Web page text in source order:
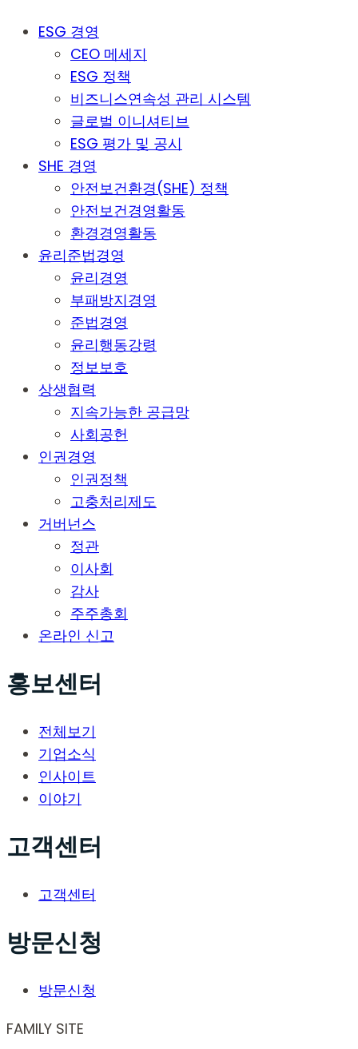
ESG 경영
CEO 메세지
ESG 정책
비즈니스연속성 관리 시스템
글로벌 이니셔티브
ESG 평가 및 공시
SHE 경영
안전보건환경(SHE) 정책
안전보건경영활동
환경경영활동
윤리준법경영
윤리경영
부패방지경영
준법경영
윤리행동강령
정보보호
상생협력
지속가능한 공급망
사회공헌
인권경영
인권정책
고충처리제도
거버넌스
정관
이사회
감사
주주총회
온라인 신고
홍보센터
전체보기
기업소식
인사이트
이야기
고객센터
고객센터
방문신청
방문신청
FAMILY SITE